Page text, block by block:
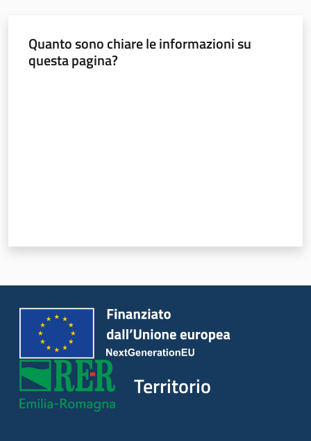
Quanto sono chiare le informazioni su
questa pagina?
Territorio